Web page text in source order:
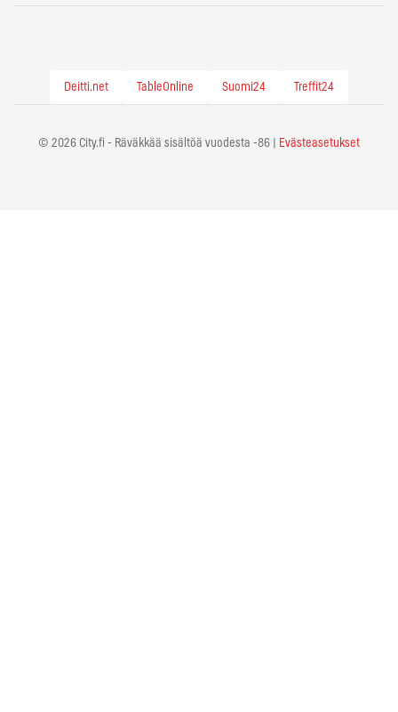
Deitti.net TableOnline Suomi24 Treffit24
© 2026 City.fi - Räväkkää sisältöä vuodesta -86 | Evästeasetukset